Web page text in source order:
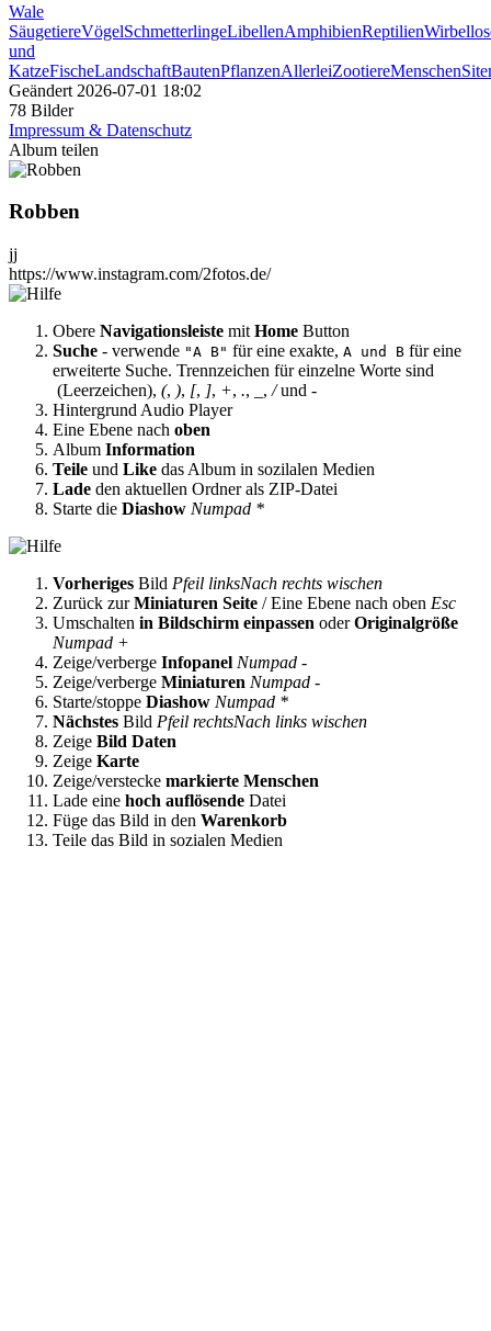
Wale
SäugetiereVögelSchmetterlingeLibellenAmphibienReptilien
und
KatzeFischeLandschaftBautenPflanzenAllerleiZootiereMenschen
Geändert 2026-07-01 18:02
78 Bilder
Impressum & Datenschutz
Album teilen
Robben
jj
https://www.instagram.com/2fotos.de/
Obere Navigationsleiste mit Home Button
Suche - verwende "A B" für eine exakte, A und B für eine
erweiterte Suche. Trennzeichen für einzelne Worte sind
(Leerzeichen), (, ), [, ], +, ., , /und -
Hintergrund Audio Player
Eine Ebene nach oben
Album Information
Teile und Like das Album in sozilalen Medien
Lade den aktuellen Ordner als ZIP-Datei
Starte die Diashow Numpad *
Vorheriges Bild Pfeil linksNach rechts wischen
Zurück zurMiniaturen Seite / Eine Ebene nach oben Esc
Umschalten in Bildschirm einpassen oderOriginalgröße
Numpad +
Zeige/verberge Infopanel Numpad -
Zeige/verberge Miniaturen Numpad -
Starte/stoppe Diashow Numpad *
Nächstes Bild Pfeil rechtsNach links wischen
Zeige Bild Daten
Zeige Karte
Zeige/verstecke markierte Menschen
Lade eine hoch auflösende Datei
Füge das Bild in den Warenkorb
Teile das Bild in sozialen Medien